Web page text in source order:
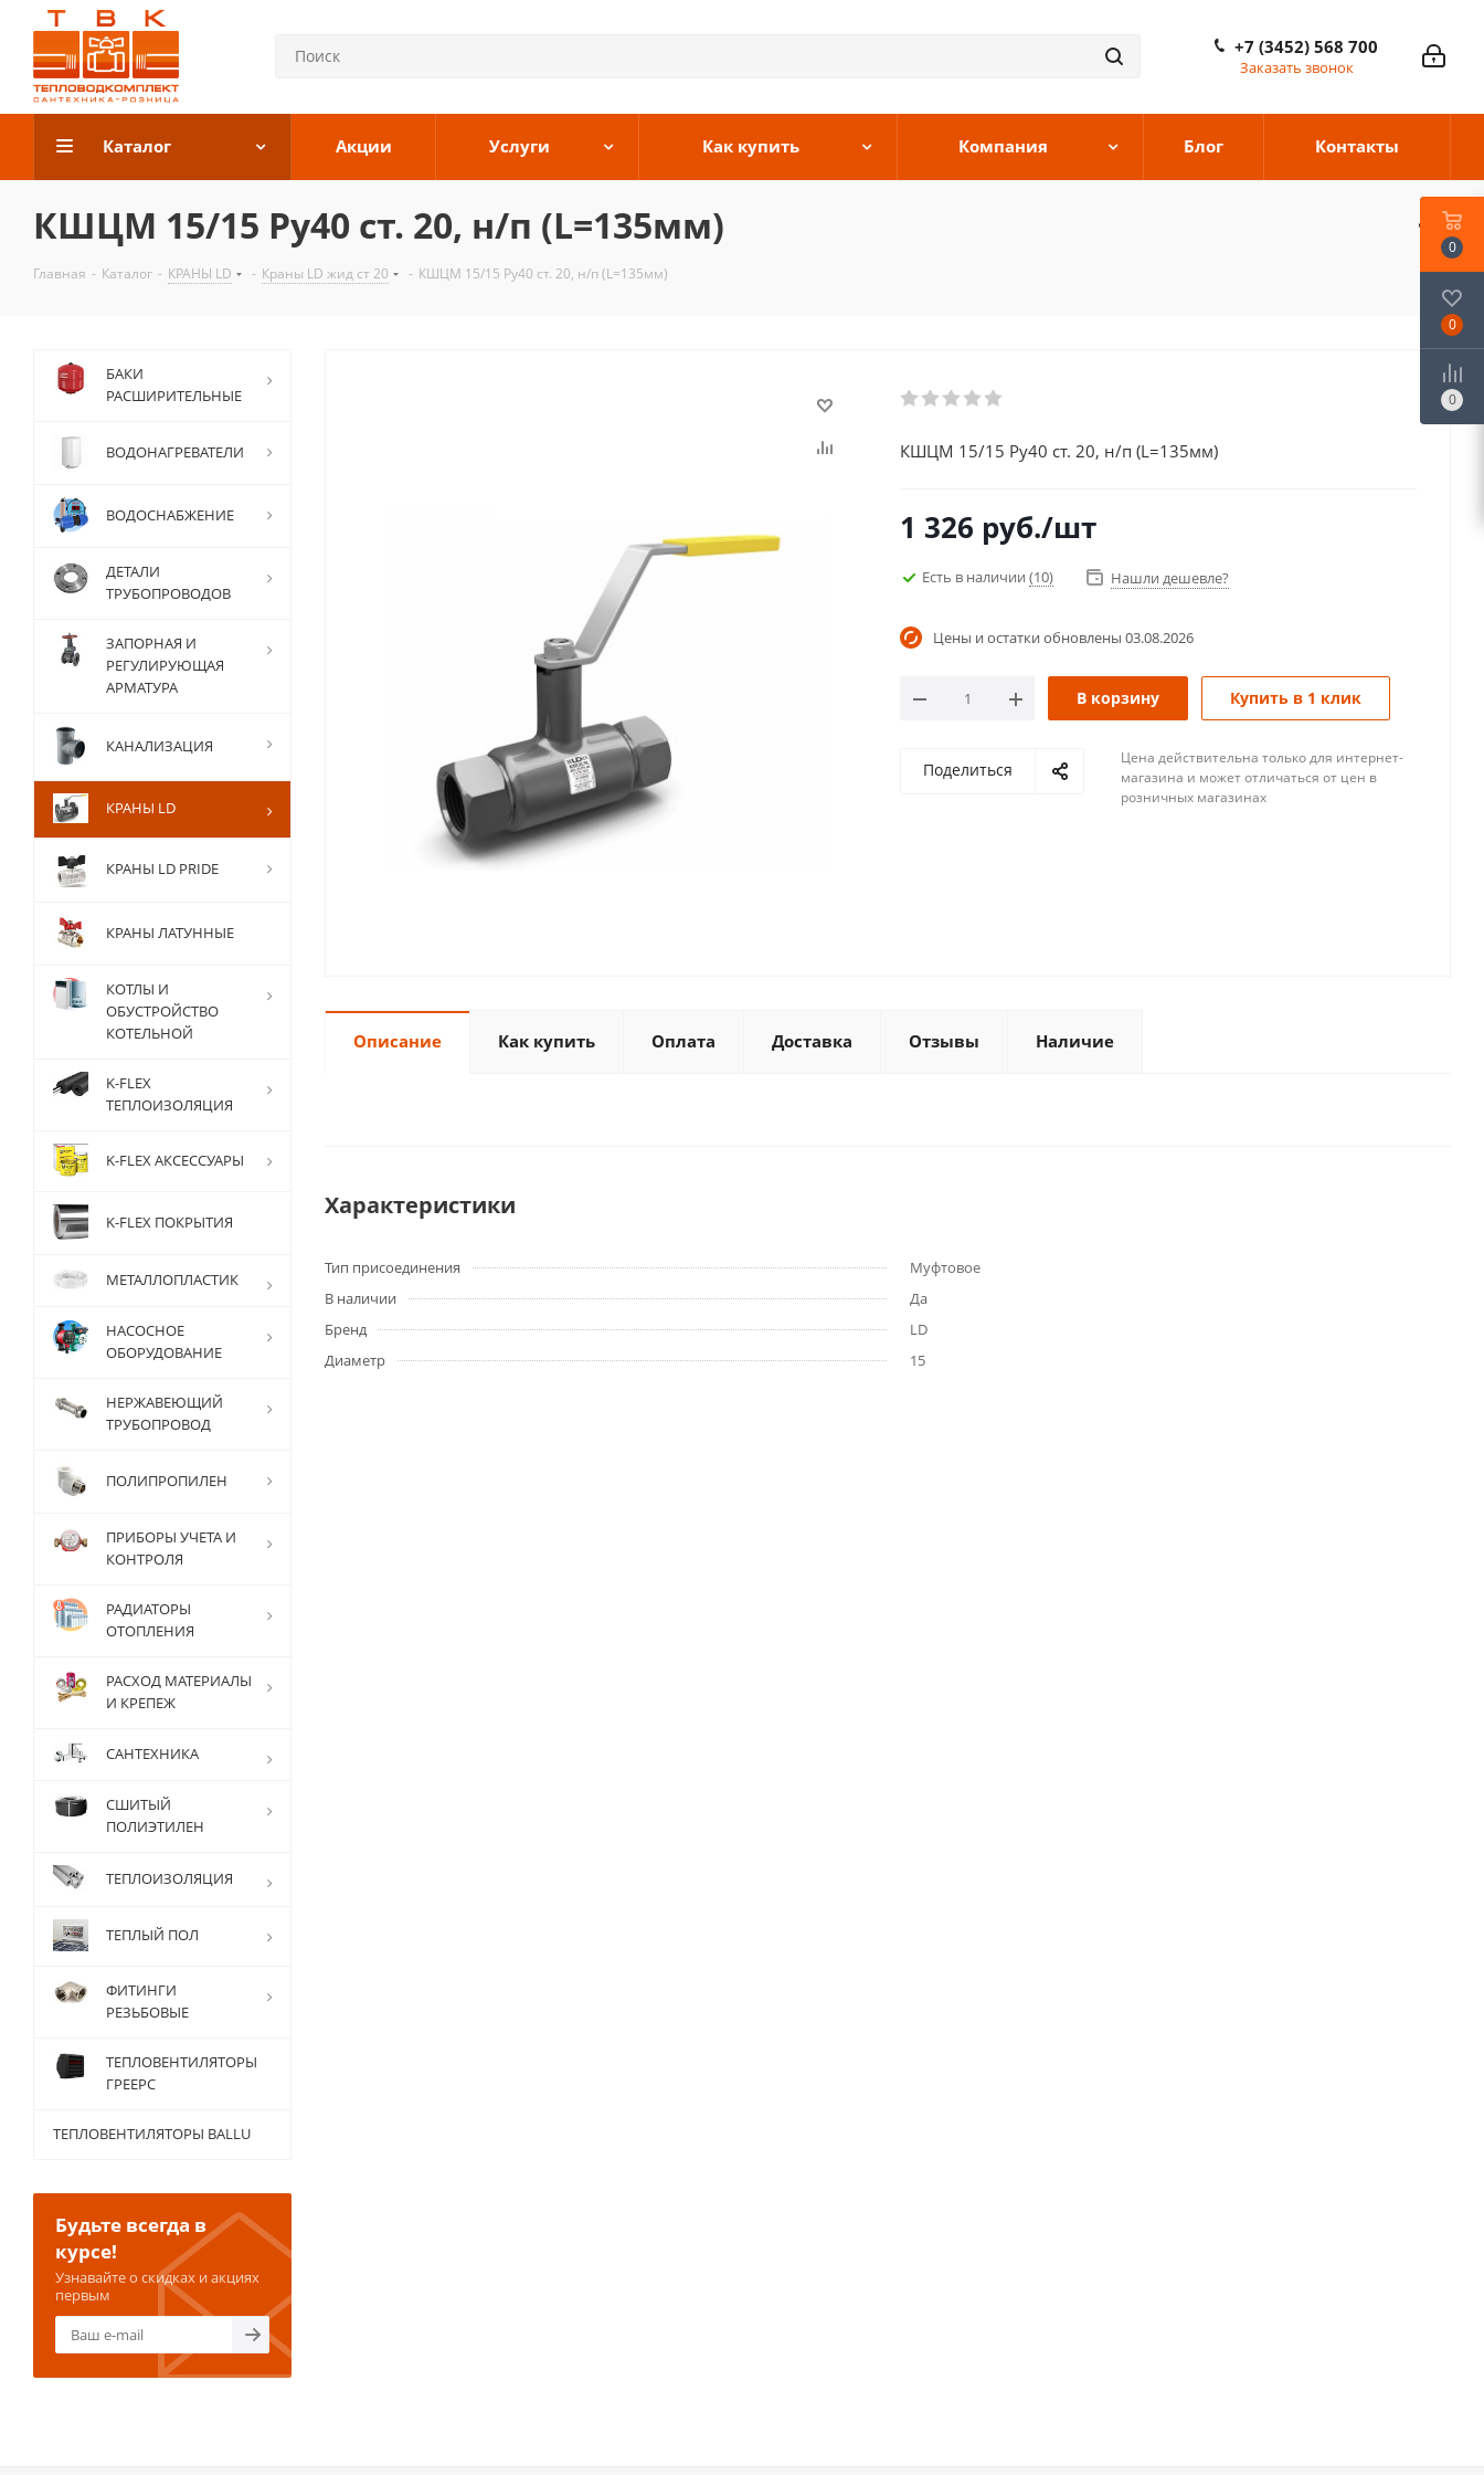
+7 (3452) 568 700
Заказать звонок
Каталог Акции Услуги Как купить Компания Блог Контакты
КШЦМ 15/15 Ру40 ст. 20, н/п (L=135мм)
Главная - Каталог - КРАНЫ LD - Краны LD жид ст 20 - КШЦМ 15/15 Ру40 ст. 20, н/п (L=135мм)
КШЦМ 15/15 Ру40 ст. 20, н/п (L=135мм)
1 326 руб./шт
Есть в наличии (10) Нашли дешевле?
Цены и остатки обновлены 03.08.2026
В корзину Купить в 1 клик
Поделиться
Цена действительна только для интернет-
магазина и может отличаться от цен в
розничных магазинах
Описание Как купить Оплата Доставка Отзывы Наличие
Характеристики
Тип присоединения
Муфтовое
В наличии
Да
Бренд
LD
Диаметр
15
БАКИ
РАСШИРИТЕЛЬНЫЕ
ВОДОНАГРЕВАТЕЛИ
ВОДОСНАБЖЕНИЕ
ДЕТАЛИ
ТРУБОПРОВОДОВ
ЗАПОРНАЯ И
РЕГУЛИРУЮЩАЯ
АРМАТУРА
КАНАЛИЗАЦИЯ
КРАНЫ LD
КРАНЫ LD PRIDE
КРАНЫ ЛАТУННЫЕ
КОТЛЫ И
ОБУСТРОЙСТВО
КОТЕЛЬНОЙ
K-FLEX
ТЕПЛОИЗОЛЯЦИЯ
K-FLEX АКСЕССУАРЫ
K-FLEX ПОКРЫТИЯ
МЕТАЛЛОПЛАСТИК
НАСОСНОЕ
ОБОРУДОВАНИЕ
НЕРЖАВЕЮЩИЙ
ТРУБОПРОВОД
ПОЛИПРОПИЛЕН
ПРИБОРЫ УЧЕТА И
КОНТРОЛЯ
РАДИАТОРЫ
ОТОПЛЕНИЯ
РАСХОД МАТЕРИАЛЫ
И КРЕПЕЖ
САНТЕХНИКА
СШИТЫЙ
ПОЛИЭТИЛЕН
ТЕПЛОИЗОЛЯЦИЯ
ТЕПЛЫЙ ПОЛ
ФИТИНГИ
РЕЗЬБОВЫЕ
ТЕПЛОВЕНТИЛЯТОРЫ
ГРЕЕРС
ТЕПЛОВЕНТИЛЯТОРЫ BALLU
Будьте всегда в
курсе!
Узнавайте о скидках и акциях
первым
0
0
0